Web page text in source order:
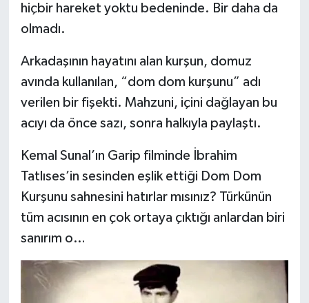
hiçbir hareket yoktu bedeninde. Bir daha da
olmadı.
Arkadaşının hayatını alan kurşun, domuz
avında kullanılan, “dom dom kurşunu” adı
verilen bir fişekti. Mahzuni, içini dağlayan bu
acıyı da önce sazı, sonra halkıyla paylaştı.
Kemal Sunal’ın Garip filminde İbrahim
Tatlıses’in sesinden eşlik ettiği Dom Dom
Kurşunu sahnesini hatırlar mısınız? Türkünün
tüm acısının en çok ortaya çıktığı anlardan biri
sanırım o…